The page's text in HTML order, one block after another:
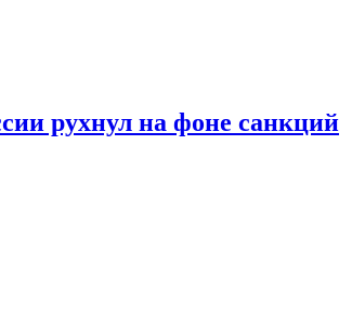
рухнул на фоне санкций